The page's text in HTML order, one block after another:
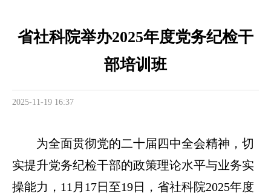
省社科院举办2025年度党务纪检干
部培训班
2025-11-19 16:37
为全面贯彻党的二十届四中全会精神，切
实提升党务纪检干部的政策理论水平与业务实
操能力，11月17日至19日，省社科院2025年度